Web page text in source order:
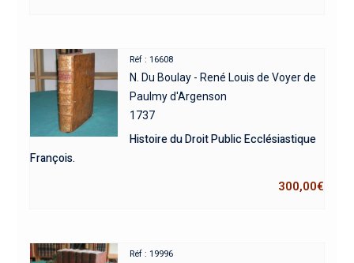
Réf : 16608
N. Du Boulay - René Louis de Voyer de
Paulmy d'Argenson
1737
Histoire du Droit Public Ecclésiastique
François.
300,00€
Réf : 19996